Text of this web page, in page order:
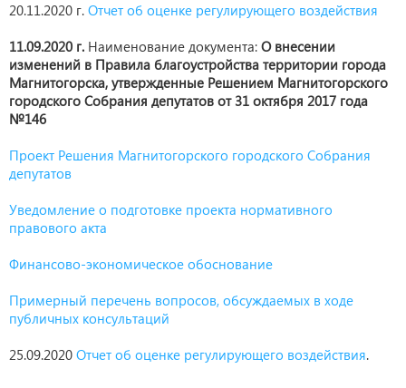
20.11.2020 г. Отчет об оценке регулирующего воздействия
11.09.2020 г. Наименование документа: О внесении
изменений в Правила благоустройства территории города
Магнитогорска, утвержденные Решением Магнитогорского
городского Собрания депутатов от 31 октября 2017 года
№146
Проект Решения Магнитогорского городского Собрания
депутатов
Уведомление о подготовке проекта нормативного
правового акта
Финансово-экономическое обоснование
Примерный перечень вопросов, обсуждаемых в ходе
публичных консультаций
25.09.2020 Отчет об оценке регулирующего воздействия.